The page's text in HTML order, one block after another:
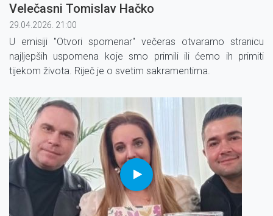
Velečasni Tomislav Hačko
29.04.2026. 21:00
U emisiji ''Otvori spomenar'' večeras otvaramo stranicu
najljepših uspomena koje smo primili ili ćemo ih primiti
tijekom života. Riječ je o svetim sakramentima.